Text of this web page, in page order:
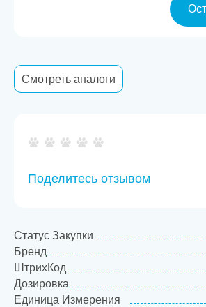
Смотреть аналоги
Поделитесь отзывом
Статус Закупки
Бренд
ШтрихКод
Дозировка
Единица Измерения